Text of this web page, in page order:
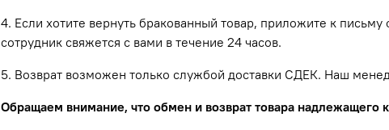
4. Если хотите вернуть бракованный товар, приложите к
сотрудник свяжется с вами в течение 24 часов.
5. Возврат возможен только службой доставки СДЕК. Наш
Обращаем внимание, что обмен и возврат товара надлежащего